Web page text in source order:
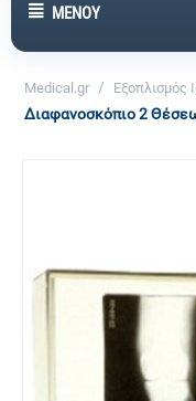
ΜΕΝΟΎ
Medical.gr / Εξοπλισμός
Διαφανοσκόπιο 2